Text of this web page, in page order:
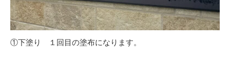
①下塗り １回目の塗布になります。